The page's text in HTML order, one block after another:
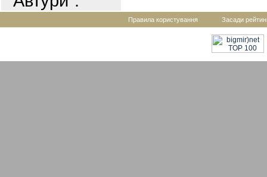
Правила користування Засади